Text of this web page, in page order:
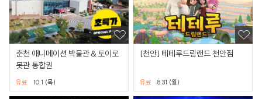
춘천 애니메이션 박물관＆토이로
봇관 통합권
10.1 (목)
유료
[천안] 테테루드림랜드 천안점
8.31 (월)
유료